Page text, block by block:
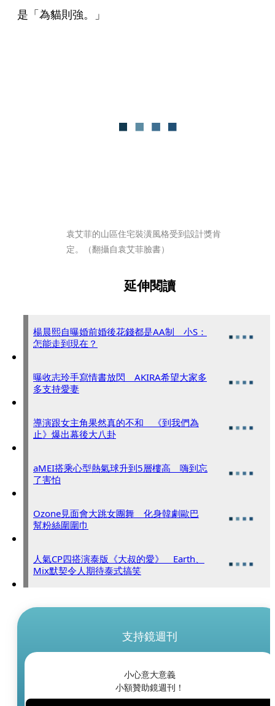
是「為貓則強。」
袁艾菲的山區住宅裝潢風格受到設計獎肯
定。（翻攝自袁艾菲臉書）
延伸閱讀
楊晨熙自曝婚前婚後花錢都是AA制 小S：
怎能走到現在？
曝收志玲手寫情書放閃 AKIRA希望大家多
多支持愛妻
導演跟女主角果然真的不和 《到我們為
止》爆出幕後大八卦
aMEI搭乘心型熱氣球升到5層樓高 嗨到忘
了害怕
Ozone見面會大跳女團舞 化身韓劇歐巴
幫粉絲圍圍巾
人氣CP四搭演泰版《大叔的愛》 Earth、
Mix默契令人期待泰式搞笑
支持鏡週刊
小心意大意義
小額贊助鏡週刊！